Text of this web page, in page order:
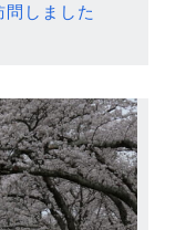
しました